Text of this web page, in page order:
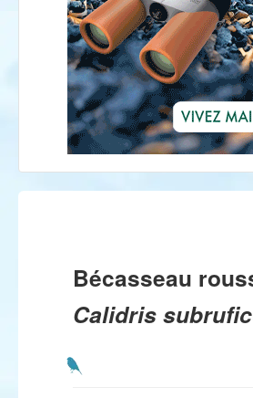
Bécasseau
Calidris